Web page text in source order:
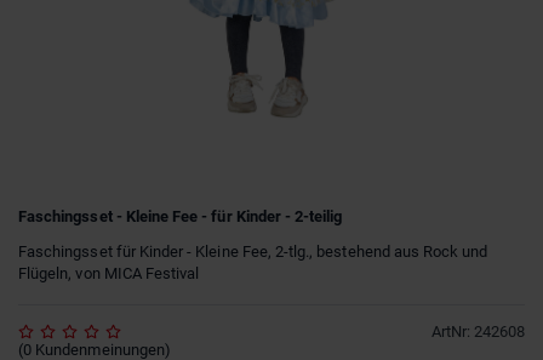
Faschingsset - Kleine Fee - für Kinder - 2-teilig
Faschingsset für Kinder - Kleine Fee, 2-tlg., bestehend aus Rock und
Flügeln, von MICA Festival
ArtNr: 242608
(0 Kundenmeinungen)